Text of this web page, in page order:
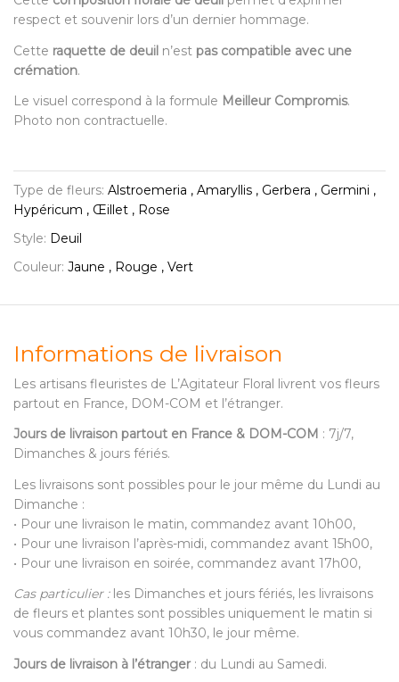
respect et souvenir lors d’un dernier hommage.
Cette raquette de deuil n’est pas compatible avec une
crémation.
Le visuel correspond à la formule Meilleur Compromis.
Photo non contractuelle.
Type de fleurs: Alstroemeria , Amaryllis , Gerbera , Germini ,
Hypéricum , Œillet , Rose
Style: Deuil
Couleur: Jaune , Rouge , Vert
Informations de livraison
Les artisans fleuristes de L’Agitateur Floral livrent vos fleurs
partout en France, DOM-COM et l’étranger.
Jours de livraison partout en France & DOM-COM : 7j/7,
Dimanches & jours fériés.
Les livraisons sont possibles pour le jour même du Lundi au
Dimanche :
• Pour une livraison le matin, commandez avant 10h00,
• Pour une livraison l’après-midi, commandez avant 15h00,
• Pour une livraison en soirée, commandez avant 17h00,
Cas particulier :les Dimanches et jours fériés, les livraisons
de fleurs et plantes sont possibles uniquement le matin si
vous commandez avant 10h30, le jour même.
Jours de livraison à l’étranger : du Lundi au Samedi.